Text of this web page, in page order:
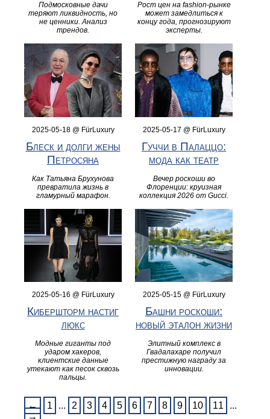
Подмосковные дачи
теряют ликвидность, но
не ценники. Анализ
трендов.
Рост цен на fashion-рынке
может замедлиться к
концу года, прогнозируют
эксперты.
2025-05-18 @ FürLuxury
Блеск и долги жены
Петросяна
Как Татьяна Брухунова
превратила жизнь в
гламурный марафон.
2025-05-17 @ FürLuxury
Гуччи в Палаццо:
мода как театр
Вечер роскоши во
Флоренции: круизная
коллекция 2026 от Gucci.
2025-05-16 @ FürLuxury
Кибершторм настиг
люкс
Модные гиганты под
ударом хакеров,
клиентские данные
утекают как песок сквозь
пальцы.
2025-05-15 @ FürLuxury
Башни роскоши:
новый эталон жизни
Элитный комплекс в
Гвадалахаре получил
престижную награду за
инновации.
← 1 ... 2 3 4 5 6 7 8 9 10 11
...
→